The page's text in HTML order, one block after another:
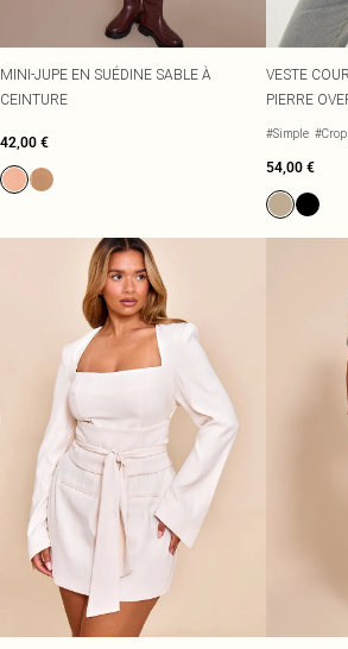
MINI-JUPE EN SUÉDINE SABLE À
CEINTURE
42,00 €
VESTE
PIERRE
#Simple
54,00 €